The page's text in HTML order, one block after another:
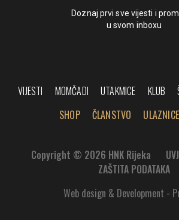
Doznaj prvi sve vijesti i
u svom inboxu
VIJESTI MOMČADI UTAKMICE KLUB
SHOP
ČLANSTVO ULAZNICE
Copyright © 2026 HNK Rijeka
ZAŠTITA PODATAKA
Web design & Development -